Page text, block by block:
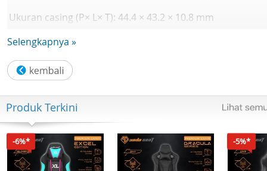
Ukuran casing (P× L× T): 44.4 × 43.2 × 10.8 mm
Bahan casing dan bezel: Resin
Ketahanan air: 50 meter
Catu daya dan masa pakai baterai: Perkiraan masa pakai
baterai: 7 tahun pada CR2016
Kaca: Kaca Resin
Ukuran tali yang kompatibel: 145 hingga 215 mm
Stopwatch:
- Stopwatch 1/100 detik
- Kapasitas pengukuran: 59'59.99"
Selengkapnya »
Produk Terkini
-6%* -5%*